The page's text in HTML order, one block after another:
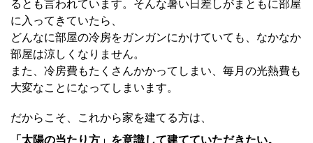
るとも言われています。そんな暑い日差しがまともに部屋
に入ってきていたら、
どんなに部屋の冷房をガンガンにかけていても、なかなか
部屋は涼しくなりません。
また、冷房費もたくさんかかってしまい、毎月の光熱費も
大変なことになってしまいます。
だからこそ、これから家を建てる方は、
「太陽の当たり方」を意識して建てていただきたい。